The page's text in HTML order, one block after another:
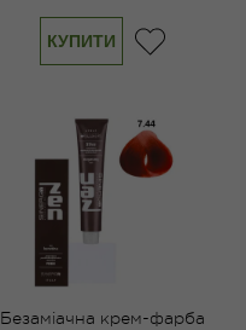
КУПИТИ
Безаміачна крем-фарба